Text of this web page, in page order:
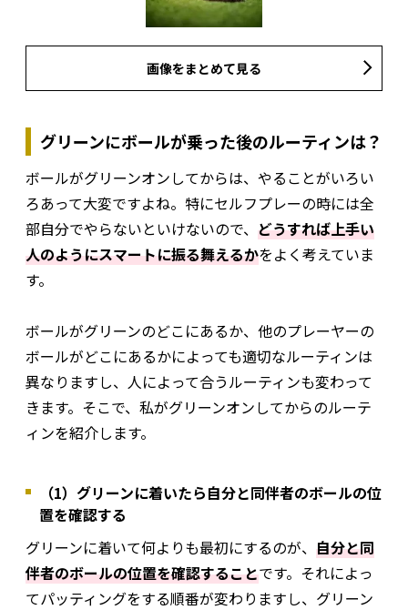
画像をまとめて見る
グリーンにボールが乗った後のルーティンは？
ボールがグリーンオンしてからは、やることがいろい
ろあって大変ですよね。特にセルフプレーの時には全
部自分でやらないといけないので、 どうすれば上手い
人のようにスマートに振る舞えるかをよく考えていま
す。
ボールがグリーンのどこにあるか、他のプレーヤーの
ボールがどこにあるかによっても適切なルーティンは
異なりますし、人によって合うルーティンも変わって
きます。そこで、私がグリーンオンしてからのルーテ
ィンを紹介します。
（1）グリーンに着いたら自分と同伴者のボールの位
置を確認する
グリーンに着いて何よりも最初にするのが、 自分と同
伴者のボールの位置を確認することです。それによっ
てパッティングをする順番が変わりますし、グリーン